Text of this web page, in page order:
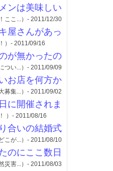
ンは美味しい
ここ...）- 2011/12/30
屋さんがあっ
）- 2011/09/16
が無かったの
つい...）- 2011/09/09
お店を何方か
募集...）- 2011/09/02
に開催されま
）- 2011/08/16
合いの結婚式
こが...）- 2011/08/10
のにここ数日
災害...）- 2011/08/03